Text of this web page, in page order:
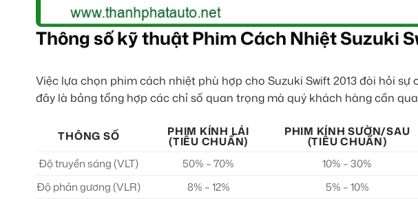
Thông số kỹ thuật Phim Cách Nhiệt Suzuki
Việc lựa chọn phim cách nhiệt phù hợp cho Suzuki Swift 2013 đòi hỏi
đây là bảng tổng hợp các chỉ số quan trọng mà quý khách hàng cần
THÔNG SỐ PHIM KÍNH LÁI
(TIÊU CHUẨN)
PHIM KÍNH SƯỜN/SAU
(TIÊU CHUẨN)
Độ truyền sáng (VLT)
50% – 70% 10% – 30%
Độ phản gương (VLR)
8% – 12% 5% – 10%